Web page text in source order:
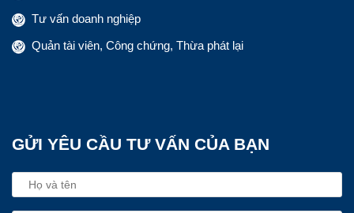
Tư vấn doanh nghiệp
Quản tài viên, Công chứng, Thừa phát lại
GỬI YÊU CẦU TƯ VẤN CỦA BẠN